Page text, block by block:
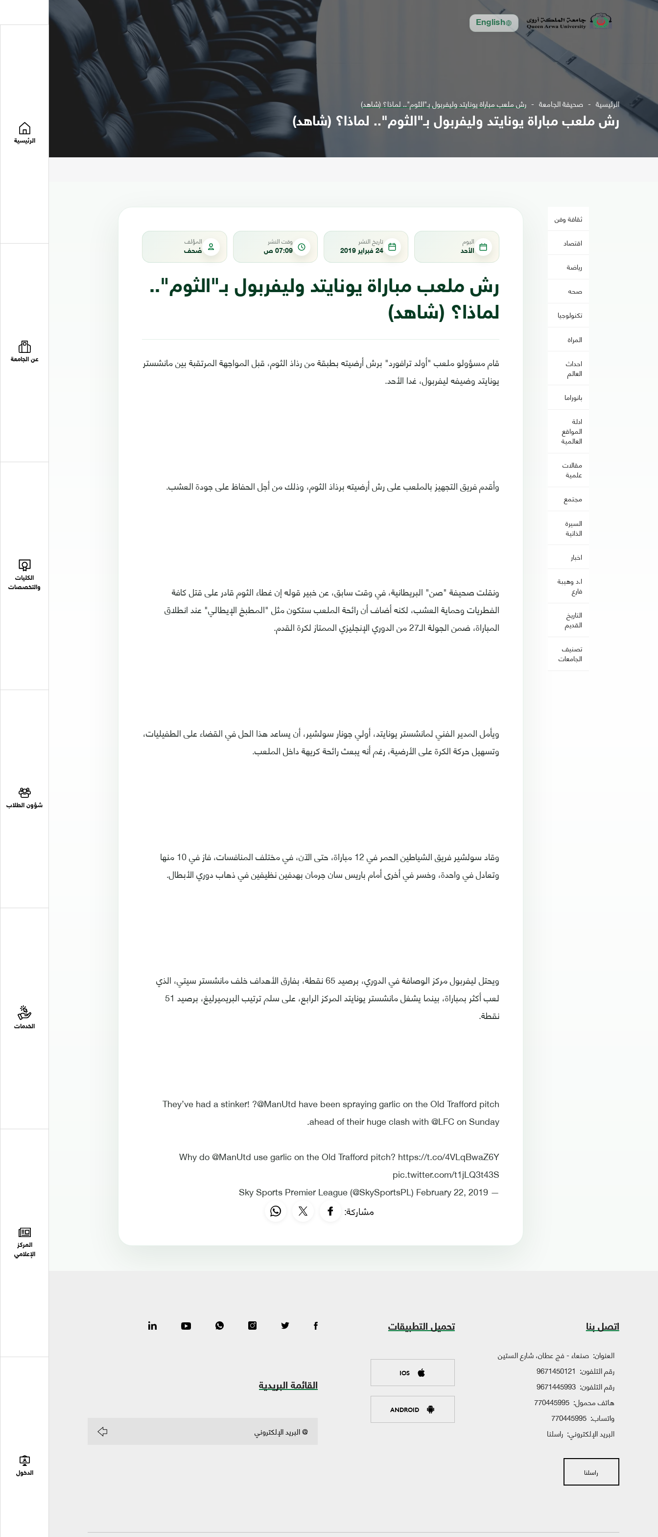
English
الرئيسية
عن الجامعة
الكليات
والتخصصات
شؤون الطلاب
الخدمات
المركز
الإعلامي
الدخول
الرئيسية صحيفة الجامعة رش ملعب مباراة يونايتد وليفربول بـ"الثوم".. لماذا؟ (شاهد)
رش ملعب مباراة يونايتد وليفربول بـ"الثوم".. لماذا؟ (شاهد)
ثقافة وفن
اقتصاد
رياضة
صحه
تكنولوجيا
المراة
احداث
العالم
بانوراما
ادلة
المواقع
العالمية
مقالات
علمية
مجتمع
السيرة
الذاتية
اخبار
ا.د وهيبة
فارع
التاريخ
القديم
تصنيف
الجامعات
اليوم
الأحد
تاريخ النشر
24 فبراير 2019
وقت النشر
07:09 ص
المؤلف
صُحف
رش ملعب مباراة يونايتد وليفربول بـ"الثوم"..
لماذا؟ (شاهد)
قام مسؤولو ملعب "أولد ترافورد" برش أرضيته بطبقة من رذاذ الثوم، قبل المواجهة المرتقبة بين مانشستر
يونايتد وضيفه ليفربول، غدا الأحد.
وأقدم فريق التجهيز بالملعب على رش أرضيته برذاذ الثوم، وذلك من أجل الحفاظ على جودة العشب.
ونقلت صحيفة "صن" البريطانية، في وقت سابق، عن خبير قوله إن غطاء الثوم قادر على قتل كافة
الفطريات وحماية العشب، لكنه أضاف أن رائحة الملعب ستكون مثل "المطبخ الإيطالي" عند انطلاق
المباراة، ضمن الجولة الـ27 من الدوري الإنجليزي الممتاز لكرة القدم.
ويأمل المدير الفني لمانشستر يونايتد، أولي جونار سولشير، أن يساعد هذا الحل في القضاء على الطفيليات،
وتسهيل حركة الكرة على الأرضية، رغم أنه يبعث رائحة كريهة داخل الملعب.
وقاد سولشير فريق الشياطين الحمر في 12 مباراة، حتى الآن، في مختلف المنافسات، فاز في 10 منها
وتعادل في واحدة، وخسر في أخرى أمام باريس سان جرمان بهدفين نظيفين في ذهاب دوري الأبطال.
ويحتل ليفربول مركز الوصافة في الدوري، برصيد 65 نقطة، بفارق الأهداف خلف مانشستر سيتي، الذي
لعب أكثر بمباراة، بينما يشغل مانشستر يونايتد المركز الرابع، على سلم ترتيب البريميرليغ، برصيد 51
نقطة.
They’ve had a stinker! ?@ManUtd have been spraying garlic on the Old Trafford pitch
ahead of their huge clash with @LFC on Sunday.
Why do @ManUtd use garlic on the Old Trafford pitch? https://t.co/4VLqBwaZ6Y
pic.twitter.com/t1jLQ3t43S
— Sky Sports Premier League (@SkySportsPL) February 22, 2019
مشاركة:
اتصل بنا
العنوان: صنعاء - فج عطان، شارع الستين
رقم التلفون: 9671450121
رقم التلفون: 9671445993
هاتف محمول: 770445995
واتساب: 770445995
البريد الإلكتروني: راسلنا
راسلنا
تحميل التطبيقات
IOS
ANDROID
القائمة البريدية